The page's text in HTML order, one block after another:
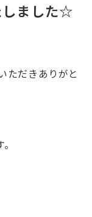
しました☆
ただきありがと